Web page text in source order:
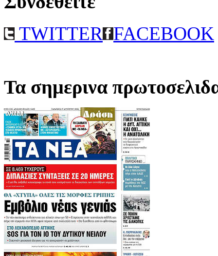
TWITTER FACEBOOK
Τα σημερινα